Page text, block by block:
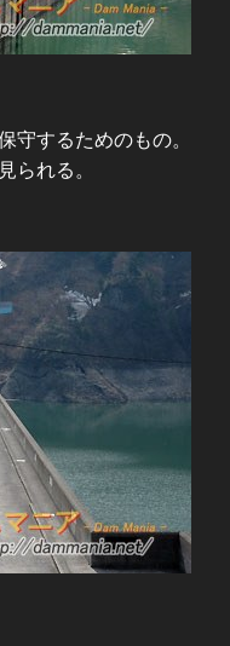
守するためのもの。
られる。